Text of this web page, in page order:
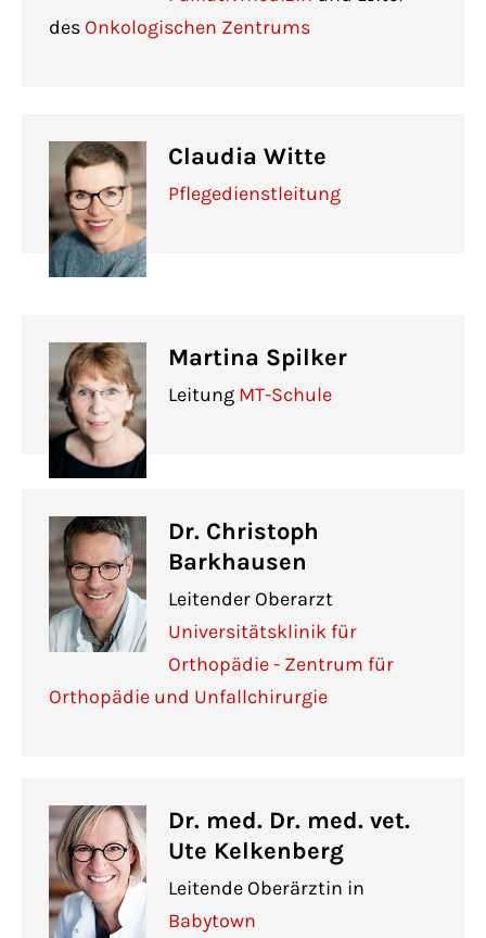
des Onkologischen Zentrums
Claudia Witte
Pflegedienstleitung
Martina Spilker
Leitung MT-Schule
Dr. Christoph
Barkhausen
Leitender Oberarzt
Universitätsklinik für
Orthopädie - Zentrum für
Orthopädie und Unfallchirurgie
Dr. med. Dr. med. vet.
Ute Kelkenberg
Leitende Oberärztin in
Babytown